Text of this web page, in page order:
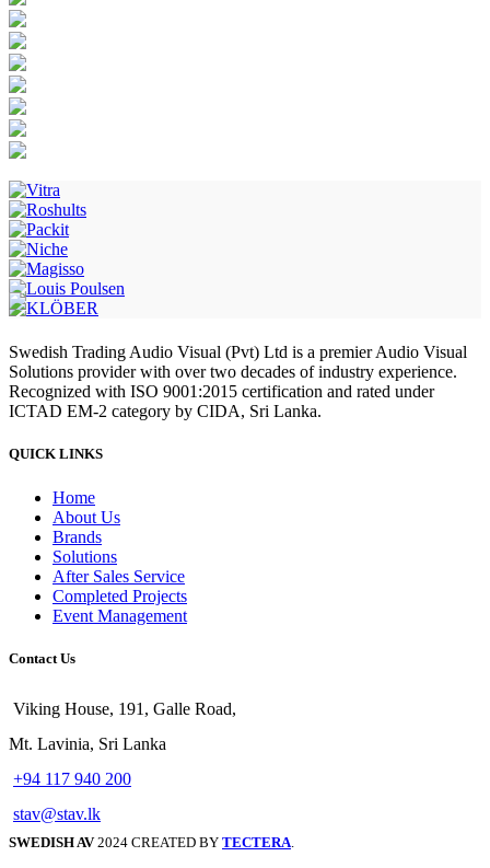
Swedish Trading Audio Visual (Pvt) Ltd is a premier Audio Visual
Solutions provider with over two decades of industry experience.
Recognized with ISO 9001:2015 certification and rated under
ICTAD EM-2 category by CIDA, Sri Lanka.
QUICK LINKS
Home
About Us
Brands
Solutions
After Sales Service
Completed Projects
Event Management
Contact Us
Viking House, 191, Galle Road,
Mt. Lavinia, Sri Lanka
+94 117 940 200
stav@stav.lk
SWEDISH AV 2024 CREATED BY TECTERA